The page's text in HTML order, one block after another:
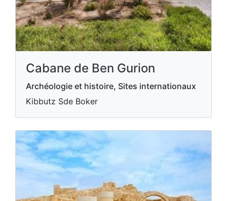
Cabane de Ben Gurion
Archéologie et histoire, Sites internationaux
Kibbutz Sde Boker